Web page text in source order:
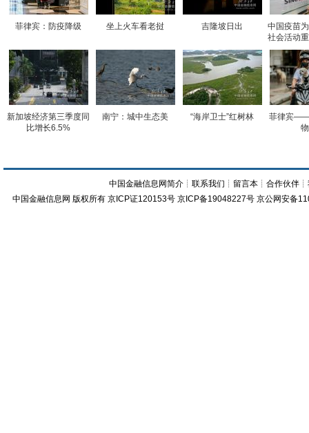
菲律宾：防疫降级 坐上火车看老挝 吉隆坡日出
中国疫苗
社会活动
新加坡经济第三季度同
比增长6.5%
南宁：城中生态美 “海岸卫士”红树林
菲律宾
中国金融信息网简介 ┊联系我们 ┊ 留言本 ┊合作伙伴 ┊
中国金融信息网 版权所有 京ICP证120153号 京ICP备19048227号 京公网安备